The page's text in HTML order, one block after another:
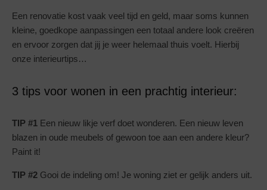
Een renovatie kost vaak veel tijd en geld, maar soms kunnen
kleine, goedkope aanpassingen een totaal andere look creëren
en ervoor zorgen dat jij je weer helemaal thuis voelt. Hierbij
onze interieurtips…
3 tips voor wonen in een prachtig interieur:
TIP #1 Een nieuw likje verf doet wonderen. Een nieuw leven
blazen in oude meubels of gewoon toe aan een andere kleur?
Paint it!
TIP #2 Gooi de indeling om! Je woning ziet er gelijk anders uit.